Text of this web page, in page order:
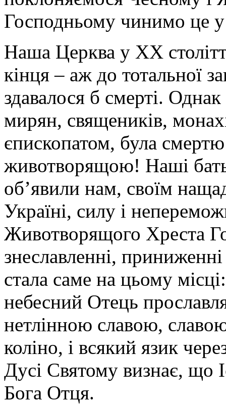
Господньому чинимо це у
Наша Церква у ХХ
кінця – аж до тотальної
здавалося б смерті.
мирян, священиків,
єпископатом, була
животворящою! Наші
об’явили нам, своїм
Україні, силу і
Животворящого Хреста
знеславленні,
стала саме на цьому
небесний Отець
нетлінною славою,
коліно, і всякий язик
Дусі Святому визнає, що
Бога Отця.